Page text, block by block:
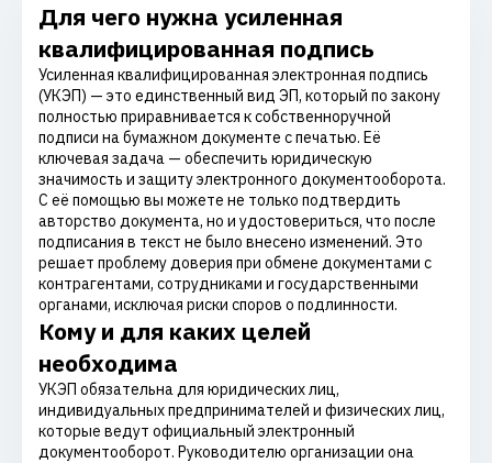
Для чего нужна усиленная
квалифицированная подпись
Усиленная квалифицированная электронная подпись
(УКЭП) — это единственный вид ЭП, который по закону
полностью приравнивается к собственноручной
подписи на бумажном документе с печатью. Её
ключевая задача — обеспечить юридическую
значимость и защиту электронного документооборота.
С её помощью вы можете не только подтвердить
авторство документа, но и удостовериться, что после
подписания в текст не было внесено изменений. Это
решает проблему доверия при обмене документами с
контрагентами, сотрудниками и государственными
органами, исключая риски споров о подлинности.
Кому и для каких целей
необходима
УКЭП обязательна для юридических лиц,
индивидуальных предпринимателей и физических лиц,
которые ведут официальный электронный
документооборот. Руководителю организации она